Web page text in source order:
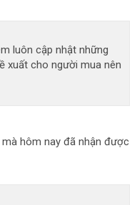
luôn cập nhật những
xuất cho người mua nên
hôm nay đã nhận được